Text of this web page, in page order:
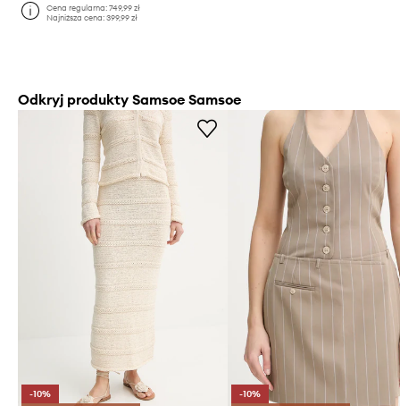
Cena regularna:749,99 zł
Najniższa cena:399,99 zł
Odkryj produkty Samsoe Samsoe
-10%
-10%